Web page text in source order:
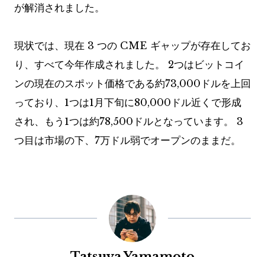
が解消されました。
現状では、現在 3 つの CME ギャップが存在してお
り、すべて今年作成されました。 2つはビットコイ
ンの現在のスポット価格である約73,000ドルを上回
っており、1つは1月下旬に80,000ドル近くで形成
され、もう1つは約78,500ドルとなっています。 3
つ目は市場の下、7万ドル弱でオープンのままだ。